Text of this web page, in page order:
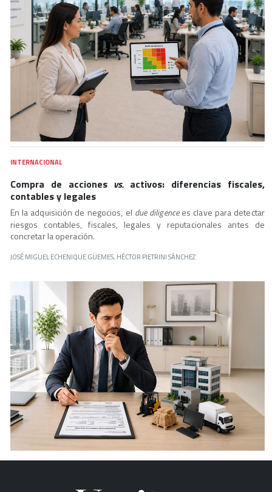
INTERNACIONAL
Compra de acciones vs.activos: diferencias fiscales,
contables y legales
En la adquisición de negocios, el due diligencees clave para detectar
riesgos contables, fiscales, legales y reputacionales antes de
concretar la operación.
JOSÉ MIGUEL ECHENIQUE GÜEMES, HÉCTOR PIETRINI SÁNCHEZ